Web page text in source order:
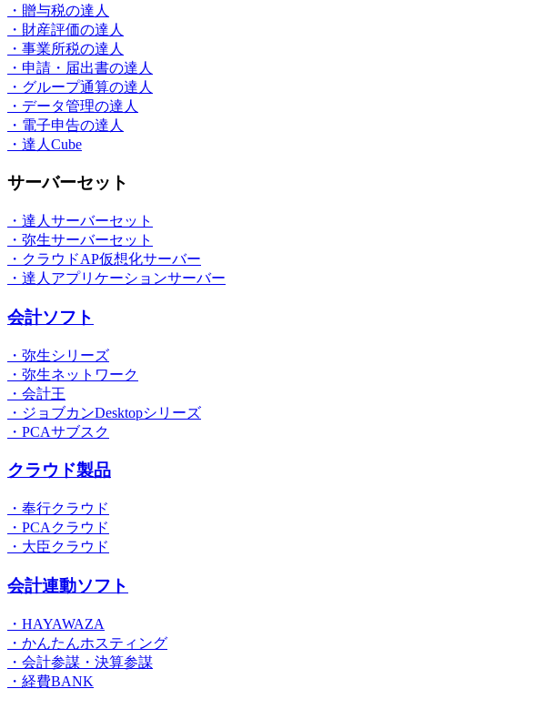
・贈与税の達人
・財産評価の達人
・事業所税の達人
・申請・届出書の達人
・グループ通算の達人
・データ管理の達人
・電子申告の達人
・達人Cube
サーバーセット
・達人サーバーセット
・弥生サーバーセット
・クラウドAP仮想化サーバー
・達人アプリケーションサーバー
会計ソフト
・弥生シリーズ
・弥生ネットワーク
・会計王
・ジョブカンDesktopシリーズ
・PCAサブスク
クラウド製品
・奉行クラウド
・PCAクラウド
・大臣クラウド
会計連動ソフト
・HAYAWAZA
・かんたんホスティング
・会計参謀・決算参謀
・経費BANK